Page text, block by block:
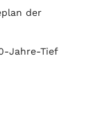
der
Jahre-Tief